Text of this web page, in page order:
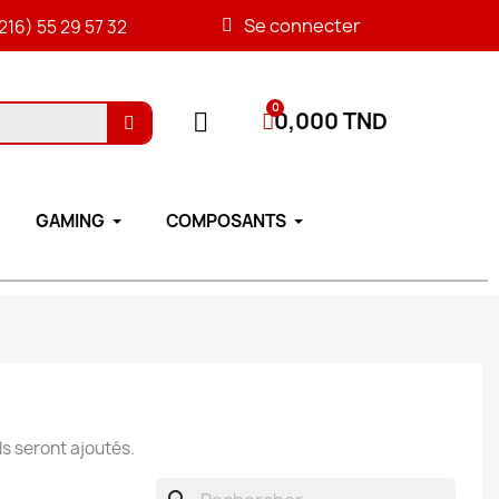
55 29 57 32 Se connecter
0,000 TND
GAMING COMPOSANTS
seront ajoutés.